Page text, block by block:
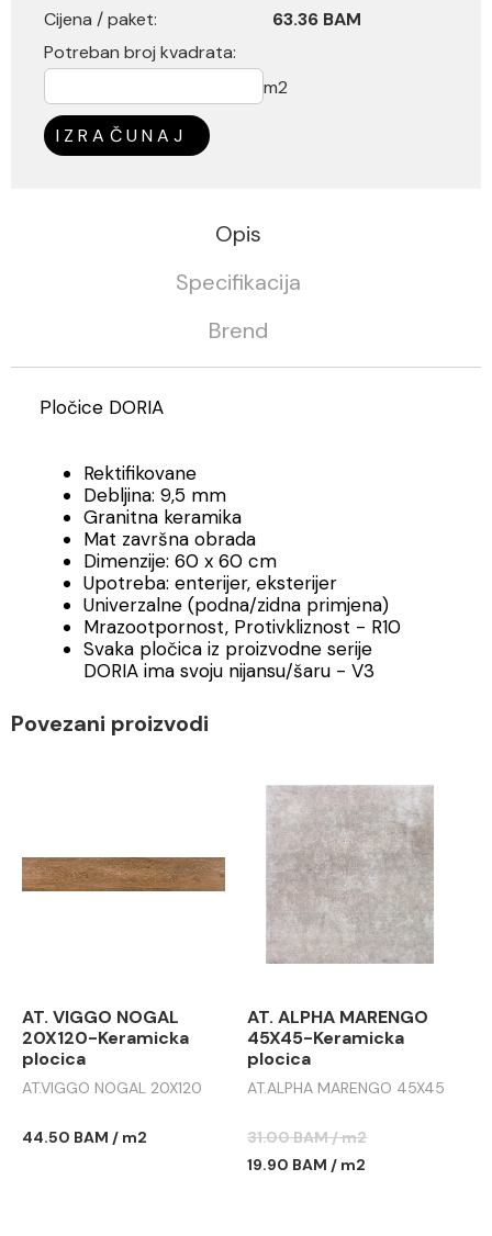
Cijena / paket:
63.36 BAM
Potreban broj kvadrata:
m2
IZRAČUNAJ
Opis
Specifikacija
Brend
Pločice DORIA
Rektifikovane
Debljina: 9,5 mm
Granitna keramika
Mat završna obrada
Dimenzije: 60 x 60 cm
Upotreba: enterijer, eksterijer
Univerzalne (podna/zidna primjena)
Mrazootpornost, Protivkliznost - R10
Svaka pločica iz proizvodne serije
DORIA ima svoju nijansu/šaru - V3
Povezani proizvodi
AT. VIGGO NOGAL
20X120-Keramicka
plocica
AT.VIGGO NOGAL 20X120
44.50 BAM / m2
AT. ALPHA MARENGO
45X45-Keramicka
plocica
AT.ALPHA MARENGO 45X45
31.00 BAM / m2
19.90 BAM / m2